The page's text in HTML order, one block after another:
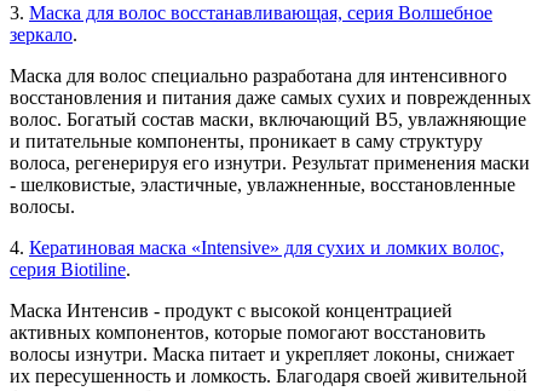
3. Маска для волос восстанавливающая, серия Волшебное
зеркало.
Маска для волос специально разработана для интенсивного
восстановления и питания даже самых сухих и поврежденных
волос. Богатый состав маски, включающий В5, увлажняющие
и питательные компоненты, проникает в саму структуру
волоса, регенерируя его изнутри. Результат применения маски
- шелковистые, эластичные, увлажненные, восстановленные
волосы.
4. Кератиновая маска «Intensive» для сухих и ломких волос,
серия Biotiline.
Маска Интенсив - продукт с высокой концентрацией
активных компонентов, которые помогают восстановить
волосы изнутри. Маска питает и укрепляет локоны, снижает
их пересушенность и ломкость. Благодаря своей живительной